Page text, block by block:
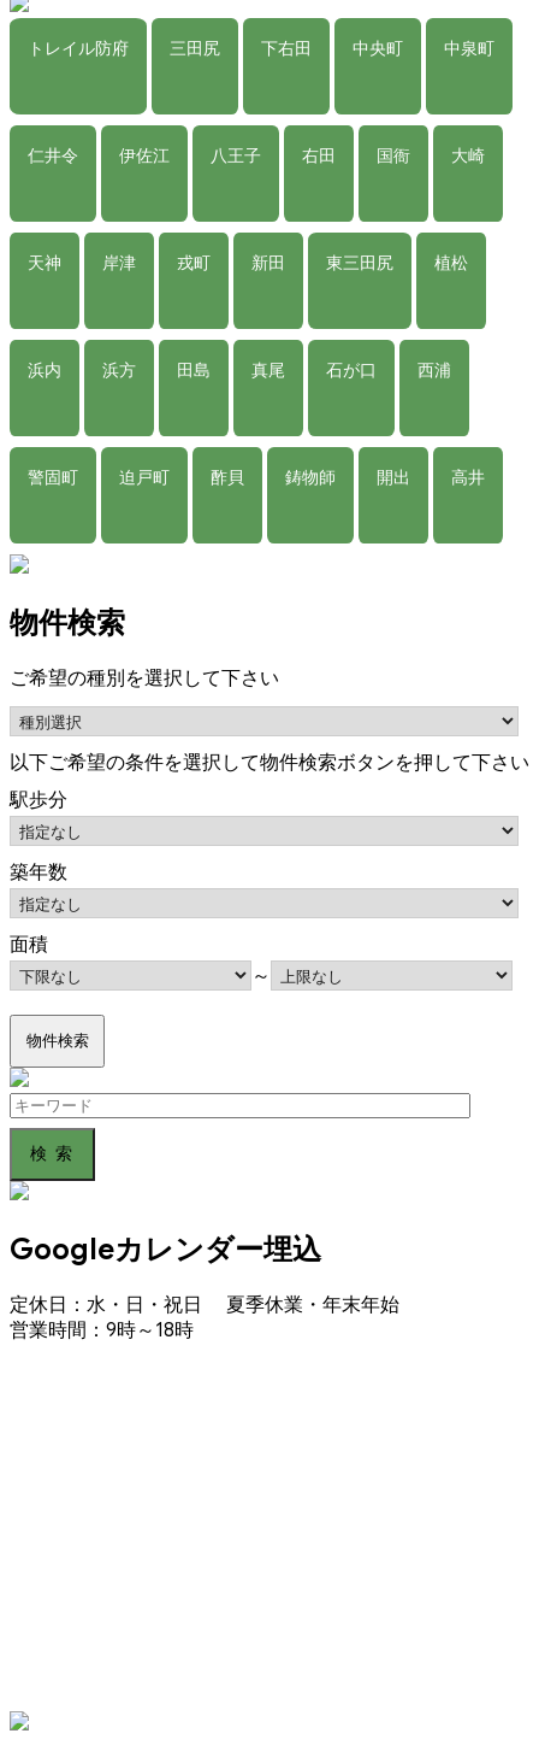
トレイル防府 三田尻 下右田 中央町 中泉町
仁井令 伊佐江 八王子 右田 国衙 大崎
天神 岸津 戎町 新田 東三田尻 植松
浜内 浜方 田島 真尾 石が口 西浦
警固町 迫戸町 酢貝 鋳物師 開出 高井
物件検索
ご希望の種別を選択して下さい
以下ご希望の条件を選択して物件検索ボタンを押して下さい
駅歩分
築年数
面積
～
Search
for:
Googleカレンダー埋込
定休日：水・日・祝日 夏季休業・年末年始
営業時間：9時～18時